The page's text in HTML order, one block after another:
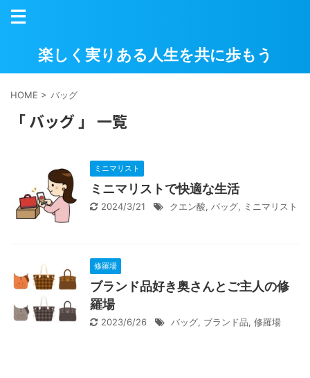
楽しく実りある人生を共に歩もう
HOME > バッグ
「 バッグ 」 一覧
ミニマリスト
ミニマリストで快適な生活
2024/3/21 クエン酸, バッグ, ミニマリスト
修羅場
ブランド品好き奥さんとご主人の修
羅場
2023/6/26 バッグ, ブランド品, 修羅場